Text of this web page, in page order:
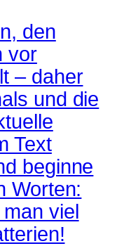
den
vor
– daher
und die
Text
beginne
Worten:
viel